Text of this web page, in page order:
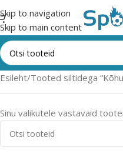
Skip to navigation
Skip to main content
Esileht Tooted siltidega
Sinu valikutele vastavaid